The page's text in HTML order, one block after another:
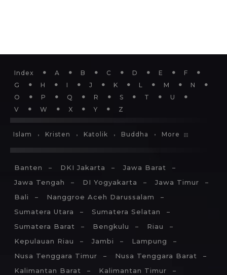
Index A B C D E
F
G
H I J K L M
N
O
P Q R S T
U
V
W X Y Z
Islam Kristen Katolik Buddha More
Banten DKI Jakarta
Jawa Barat
Jawa Tengah
DI Yogyakarta
Jawa Timur
Bali
Nanggroe Aceh Darussalam
Sumatera Utara
Sumatera Selatan
Sumatera Barat
Bengkulu
Riau
Kepulauan Riau
Jambi
Lampung
Nusa Tenggara Timur
Nusa Tenggara Barat
Kalimantan Barat
Kalimantan Timur